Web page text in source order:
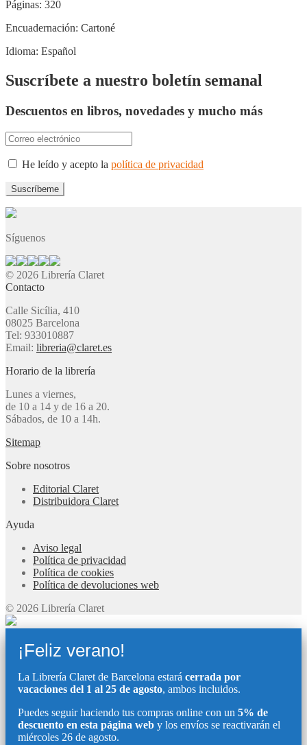
Páginas: 320
Encuadernación: Cartoné
Idioma: Español
Suscríbete a nuestro boletín semanal
Descuentos en libros, novedades y mucho más
He leído y acepto la política de privacidad
Síguenos
© 2026 Librería Claret
Contacto
Calle Sicília, 410
08025 Barcelona
Tel: 933010887
Email: libreria@claret.es
Horario de la librería
Lunes a viernes,
de 10 a 14 y de 16 a 20.
Sábados, de 10 a 14h.
Sitemap
Sobre nosotros
Editorial Claret
Distribuidora Claret
Ayuda
Aviso legal
Política de privacidad
Política de cookies
Política de devoluciones web
© 2026 Librería Claret
¡Feliz verano!
La Librería Claret de Barcelona estará cerrada por
vacaciones del 1 al 25 de agosto, ambos incluidos.
Puedes seguir haciendo tus compras online con un 5% de
descuento en esta página web y los envíos se reactivarán el
miércoles 26 de agosto.